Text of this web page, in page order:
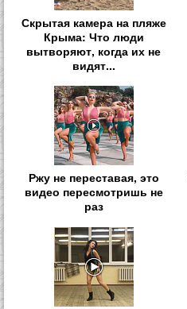
Скрытая камера на пляже
Крыма: Что люди
вытворяют, когда их не
видят...
Ржу не переставая, это
видео пересмотришь не
раз